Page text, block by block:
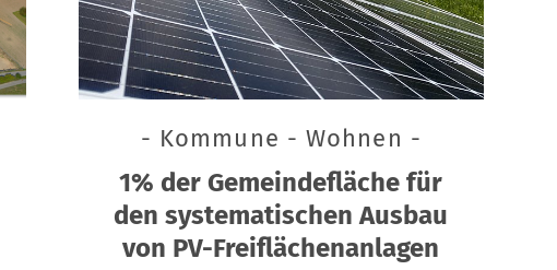
- Kommune - Wohnen -
1% der Gemeindefläche für
den systematischen Ausbau
von PV-Freiflächenanlagen